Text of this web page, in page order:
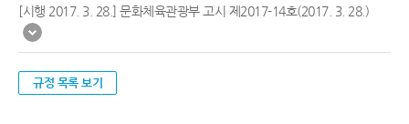
[시행 2017. 3. 28.] 문화체육관광부 고시 제2017-14호(2017. 3. 28.)
규정 목록 보기